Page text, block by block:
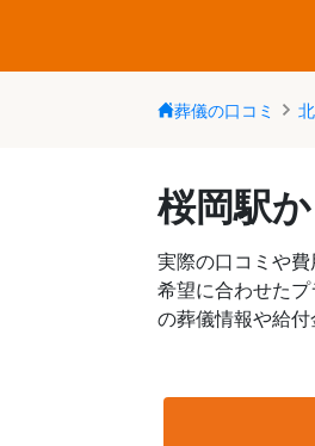
葬儀の口コミ
桜岡駅
実際の口コミや
希望に合わせた
の葬儀情報や給